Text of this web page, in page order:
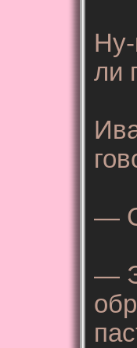
ли
—
—